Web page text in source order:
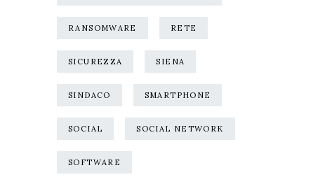
RANSOMWARE RETE
SICUREZZA SIENA
SINDACO SMARTPHONE
SOCIAL SOCIAL NETWORK
SOFTWARE